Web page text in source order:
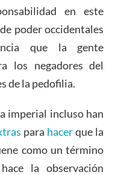
en este
poder occidentales
que la gente
los negadores del
de la pedofilia.
imperial incluso han
para hacerque la
como un término
la observación